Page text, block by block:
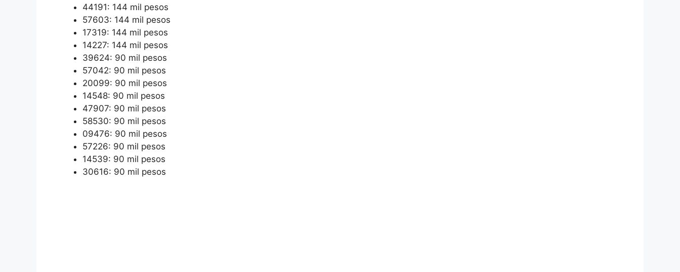
44191: 144 mil pesos
57603: 144 mil pesos
17319: 144 mil pesos
14227: 144 mil pesos
39624: 90 mil pesos
57042: 90 mil pesos
20099: 90 mil pesos
14548: 90 mil pesos
47907: 90 mil pesos
58530: 90 mil pesos
09476: 90 mil pesos
57226: 90 mil pesos
14539: 90 mil pesos
30616: 90 mil pesos